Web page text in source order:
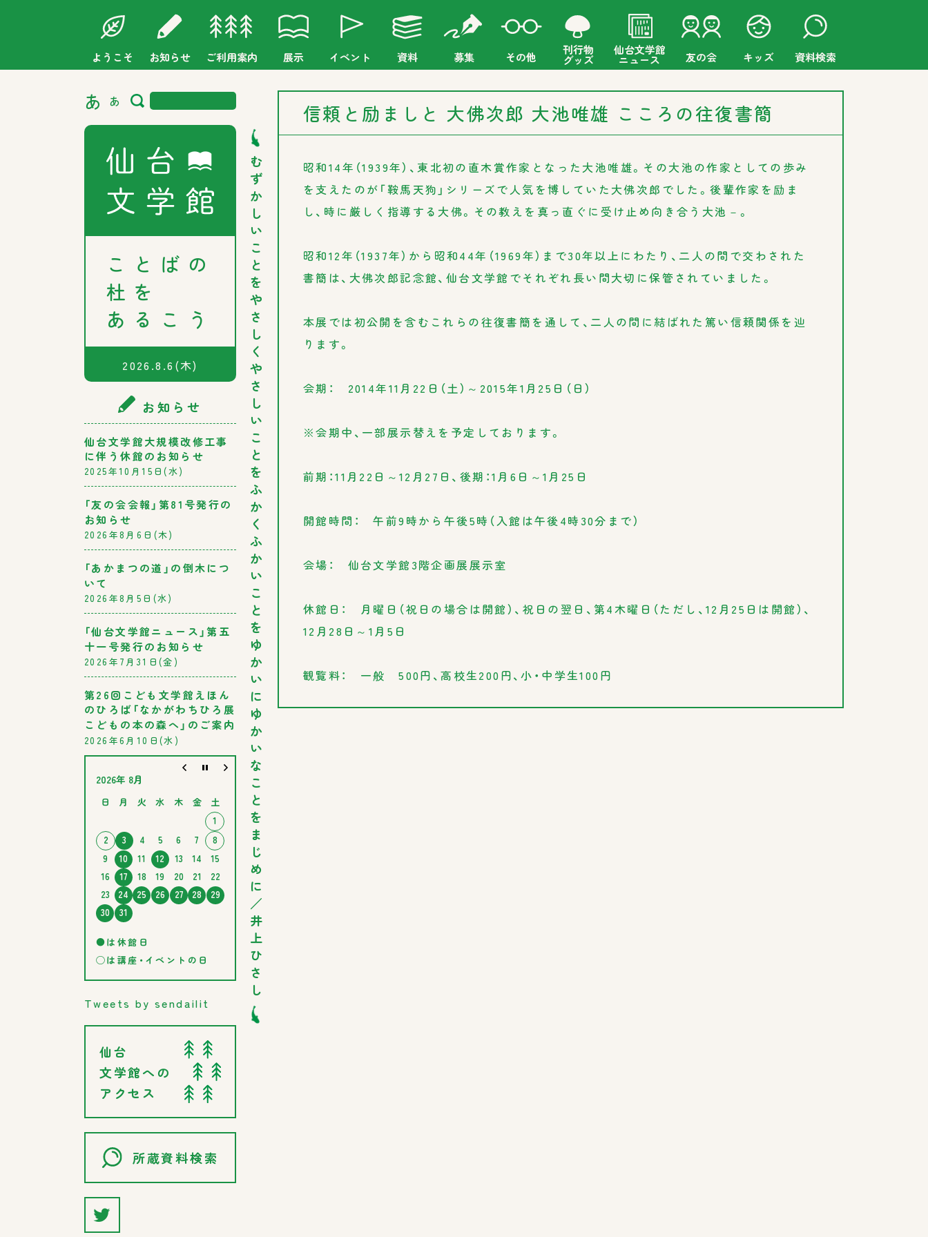
ようこそ お知らせ ご利用案内 展示 イベント 資料 募集 その他
刊行物
グッズ
仙台文学館
ニュース 友の会 キッズ 資料検索
あ あ
ことばの
杜を
あるこう
2026.8.6 (木)
お知らせ
仙台文学館大規模改修工事
に伴う休館のお知らせ
2025年10月15日(水)
「友の会会報」第81号発行の
お知らせ
2026年8月6日(木)
「あかまつの道」の倒木につ
いて
2026年8月5日(水)
「仙台文学館ニュース」第五
十一号発行のお知らせ
2026年7月31日(金)
第26回こども文学館えほん
のひろば「なかがわちひろ展
こどもの本の森へ」のご案内
2026年6月10日(水)
2026年 8月
日 月 火 水 木 金
土
1
2
3 4 5 6 7
8
9
10 11 12 13 14
15
16
17 18 19 20 21
22
23
24 25 26 27 28
29
30
31
●は休館日
◯は講座・イベントの日
Tweets by sendailit
仙台
文学館への
アクセス
所蔵資料検索
む
ず
か
し
い
こ
と
を
や
さ
し
く
や
さ
し
い
こ
と
を
ふ
か
く
ふ
か
い
こ
と
を
ゆ
か
い
に
ゆ
か
い
な
こ
と
を
ま
じ
め
に
／
井
上
ひ
さ
し
信頼と励ましと 大佛次郎 大池唯雄 こころの往復書簡
昭和14年（1939年）、東北初の直木賞作家となった大池唯雄。その大池の作家としての歩み
を支えたのが「鞍馬天狗」シリーズで人気を博していた大佛次郎でした。後輩作家を励ま
し、時に厳しく指導する大佛。その教えを真っ直ぐに受け止め向き合う大池－。
昭和12年（1937年）から昭和44年（1969年）まで30年以上にわたり、二人の間で交わされた
書簡は、大佛次郎記念館、仙台文学館でそれぞれ長い間大切に保管されていました。
本展では初公開を含むこれらの往復書簡を通して、二人の間に結ばれた篤い信頼関係を辿
ります。
会期： 2014年11月22日（土）～2015年1月25日（日）
※会期中、一部展示替えを予定しております。
前期：11月22日～12月27日、後期：1月6日～1月25日
開館時間： 午前9時から午後5時（入館は午後4時30分まで）
会場： 仙台文学館3階企画展展示室
休館日： 月曜日（祝日の場合は開館）、祝日の翌日、第4木曜日（ただし、12月25日は開館）、
12月28日～1月5日
観覧料： 一般 500円、高校生200円、小・中学生100円